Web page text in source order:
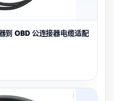
到 OBD 公连接器电缆适配